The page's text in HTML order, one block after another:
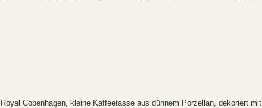
Royal Copenhagen, kleine Kaffeetasse aus dünnem Porzellan, dekoriert mit